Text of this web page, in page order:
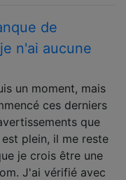
de
n'ai aucune
un moment, mais
ces derniers
que
plein, il me reste
je crois être une
J'ai vérifié avec